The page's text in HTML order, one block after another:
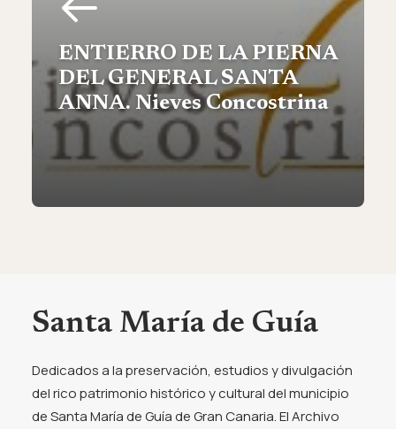
ENTIERRO DE LA PIERNA
DEL GENERAL SANTA
ANNA. Nieves Concostrina
Santa María de Guía
Dedicados a la preservación, estudios y divulgación
del rico patrimonio histórico y cultural del municipio
de Santa María de Guía de Gran Canaria. El Archivo